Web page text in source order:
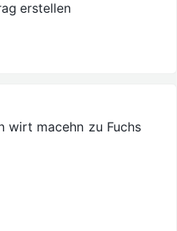
erstellen
wirt macehn zu Fuchs